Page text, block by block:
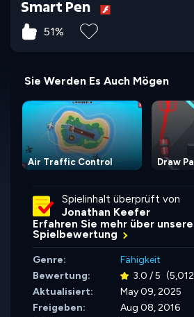
Smart Pen
51%
Sie Werden Es Auch Mögen
Air Traffic Control Draw
Spielinhalt überprüft von
Jonathan Keefer
Erfahren Sie mehr über
Spielbewertung
Genre:
Fähigkeit
Bewertung:
3.0 / 5
Aktualisiert:
May 09, 2025
Freigeben:
Aug 08, 2016